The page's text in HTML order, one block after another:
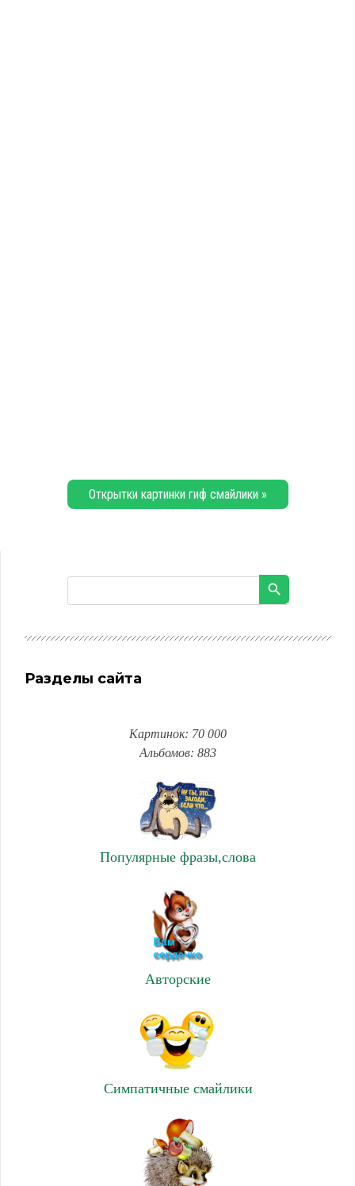
Открытки картинки гиф смайлики »
Разделы сайта
Картинок: 70 000
Альбомов: 883
Популярные фразы,слова
Авторские
Симпатичные смайлики